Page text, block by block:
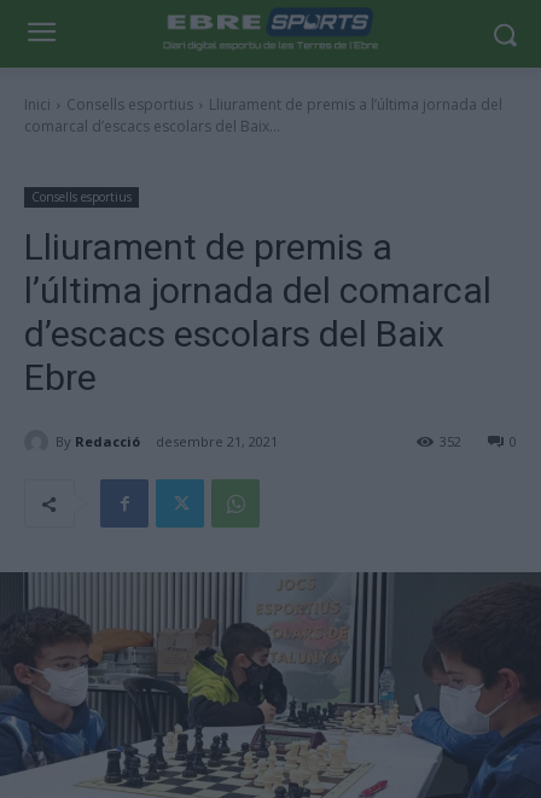
Inici Consells esportius
Lliurament de premis a l’última jornada del
comarcal d’escacs escolars del Baix...
Consells esportius
Lliurament de premis a
l’última jornada del comarcal
d’escacs escolars del Baix
Ebre
By Redacció desembre 21, 2021 0
352